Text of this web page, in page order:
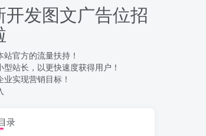
12 安卓高速自动点击器
工具
13 头条自动化操作发布文
章获取收益 单机单号一天下
开发图文广告位招
站官方的流量扶持！
型站长，以更快速度获得用户！
业实现营销目标！
录